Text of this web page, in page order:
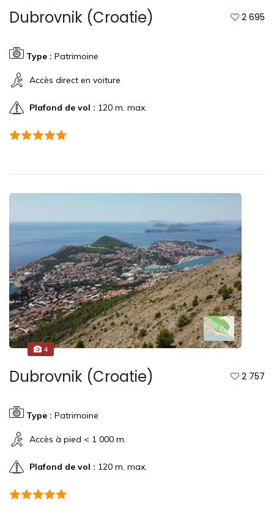
Dubrovnik (Croatie) 2 695
Type : Patrimoine
Accès direct en voiture
Plafond de vol : 120 m. max.
4
Dubrovnik (Croatie) 2 757
Type : Patrimoine
Accès à pied < 1 000 m.
Plafond de vol : 120 m. max.